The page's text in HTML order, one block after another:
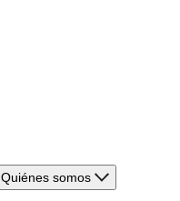
Quiénes somos